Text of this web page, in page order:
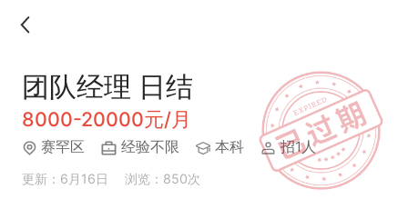
团队经理 日结
8000-20000元/月
赛罕区 经验不限 本科 招1人
更新：6月16日 浏览：850次